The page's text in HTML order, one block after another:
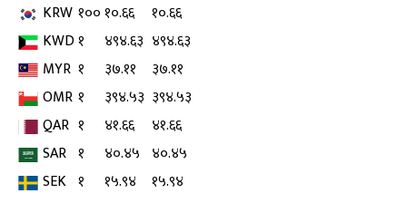
KRW १००१०.६६
१०.६६
KWD१ ४९४.६३ ४९४.६३
MYR १ ३७.११
३७.११
OMR १ ३९४.५३ ३९४.५३
QAR १ ४१.६६
४१.६६
SAR १ ४०.४५ ४०.४५
SEK १ १५.९४
१५.९४